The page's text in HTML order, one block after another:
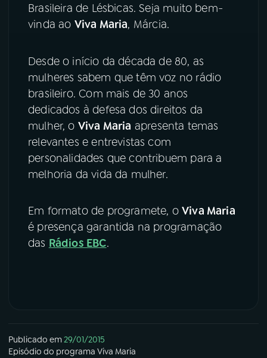
Brasileira de Lésbicas. Seja muito bem-
vinda ao Viva Maria, Márcia.
Desde o início da década de 80, as
mulheres sabem que têm voz no rádio
brasileiro. Com mais de 30 anos
dedicados à defesa dos direitos da
mulher, o Viva Maria apresenta temas
relevantes e entrevistas com
personalidades que contribuem para a
melhoria da vida da mulher.
Em formato de programete, oViva Maria
é presença garantida na programação
das Rádios EBC.
Publicado em29/01/2015
Episódio do programa Viva Maria